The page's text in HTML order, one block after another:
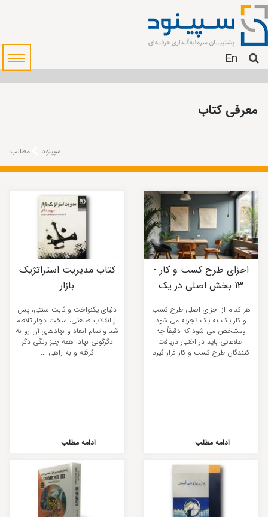
En
معرفی کتاب
سپینود مطالب
اجزای طرح کسب و کار -
13 بخش اصلی در یک
طرح کسب و کار
هر کدام از اجزای اصلی طرح کسب
و کار یک به یک تجزیه می شود
ومشخص می شود که دقیقاً چه
اطلاعاتی باید در اختیار دریافت
کنندگان طرح کسب و کار قرار گیرد
ادامه مطلب
کتاب مدیریت استراتژیک
بازار
دنیای یکنواخت و ثابت سنتی، پس
از انقلاب صنعتی، سخت دچار تلاطم
شد و تمام ابعاد و نهادهای آن رو به
دگرگونی نهاد. همه چیز رنگی دگر
گرفته و به راهی ...
ادامه مطلب